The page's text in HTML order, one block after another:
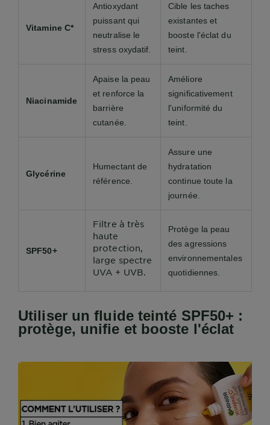
Vitamine C*
Antioxydant
puissant qui
neutralise le
stress oxydatif.
Cible les taches
existantes et
booste l'éclat du
teint.
Niacinamide
Apaise la peau
et renforce la
barrière
cutanée.
Améliore
significativement
l'uniformité du
teint.
Glycérine
Humectant de
référence.
Assure une
hydratation
continue toute la
journée.
SPF50+
Filtre à très
haute
protection,
large spectre
UVA + UVB.
Protège la peau
des agressions
environnementales
quotidiennes.
Utiliser un fluide teinté SPF50+ :
protège, unifie et booste l'éclat